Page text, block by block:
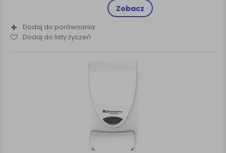
Zobacz
Dodaj do porównania
Dodaj do listy życzeń